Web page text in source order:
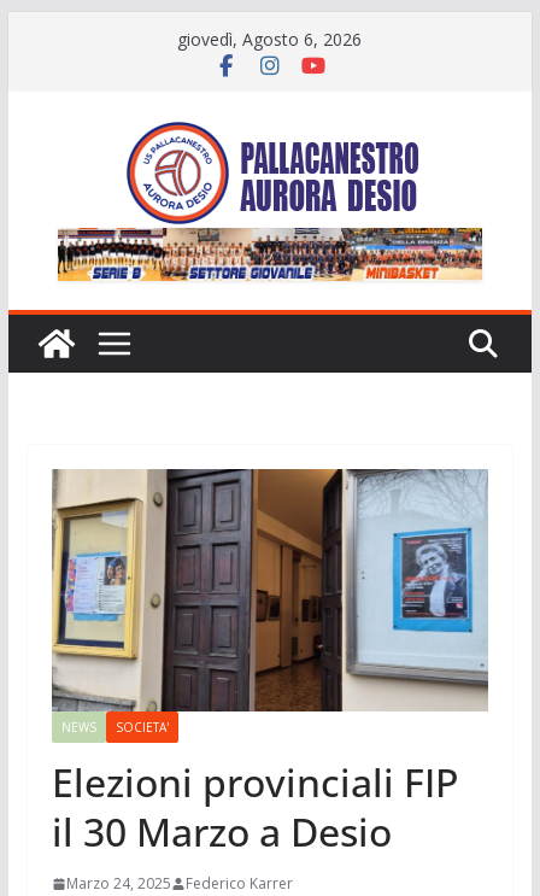
giovedì, Agosto 6, 2026
NEWS SOCIETA'
Elezioni provinciali FIP
il 30 Marzo a Desio
Marzo 24, 2025 Federico Karrer